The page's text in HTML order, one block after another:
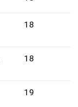
18
18
19